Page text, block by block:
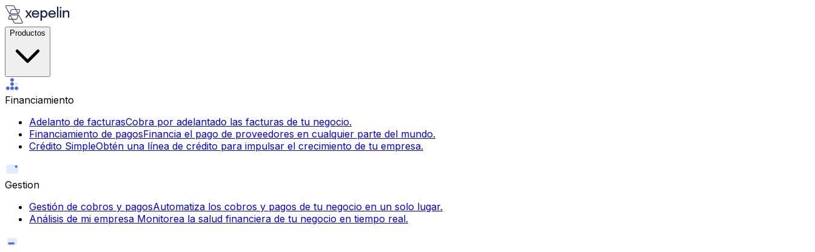
Productos
Financiamiento
Adelanto de facturasCobra por adelantado las facturas de tu negocio.
Financiamiento de pagosFinancia el pago de proveedores en cualquier parte del mundo.
Crédito SimpleObtén una línea de crédito para impulsar el crecimiento de tu empresa.
Gestion
Gestión de cobros y pagosAutomatiza los cobros y pagos de tu negocio en un solo lugar.
Análisis de mi empresa Monitorea la salud financiera de tu negocio en tiempo real.